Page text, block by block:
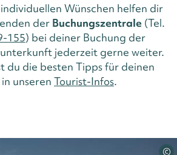
Wünschen helfen dir
der Buchungszentrale (Tel.
155) bei deiner Buchung der
jederzeit gerne weiter.
du die besten Tipps für deinen
unseren Tourist-Infos.
©